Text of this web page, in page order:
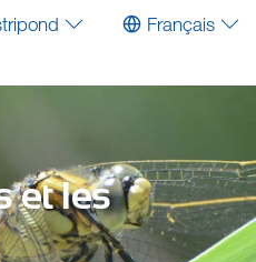
Français
et les